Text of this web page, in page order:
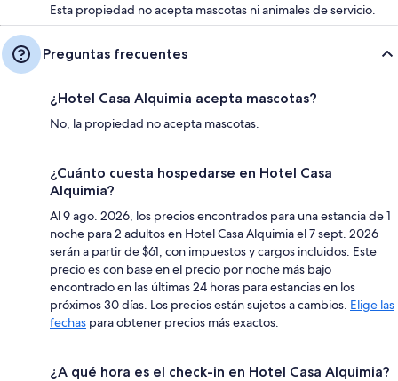
Esta propiedad no acepta mascotas ni animales de servicio.
Preguntas frecuentes
¿Hotel Casa Alquimia acepta mascotas?
No, la propiedad no acepta mascotas.
¿Cuánto cuesta hospedarse en Hotel Casa
Alquimia?
Al 9 ago. 2026, los precios encontrados para una estancia de 1
noche para 2 adultos en Hotel Casa Alquimia el 7 sept. 2026
serán a partir de $61, con impuestos y cargos incluidos. Este
precio es con base en el precio por noche más bajo
encontrado en las últimas 24 horas para estancias en los
próximos 30 días. Los precios están sujetos a cambios. Elige las
fechas para obtener precios más exactos.
¿A qué hora es el check-in en Hotel Casa Alquimia?